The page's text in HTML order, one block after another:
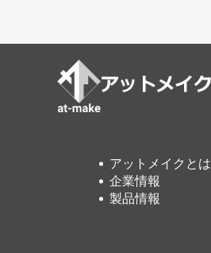
アットメイクとは
企業情報
製品情報